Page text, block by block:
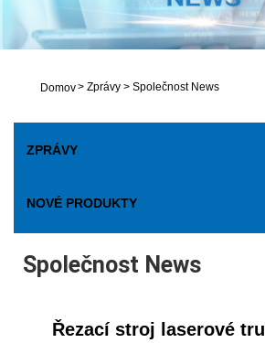
Domov> Zprávy > Společnost News
ZPRÁVY
NOVÉ PRODUKTY
Společnost News
Řezací stroj laserové